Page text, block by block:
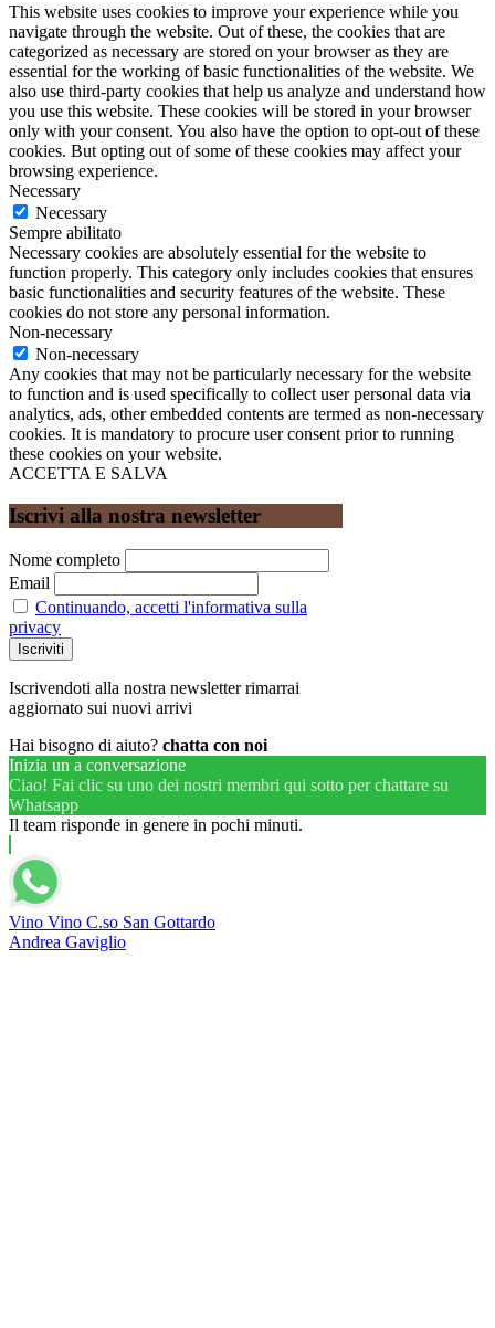
This website uses cookies to improve your experience while you
navigate through the website. Out of these, the cookies that are
categorized as necessary are stored on your browser as they are
essential for the working of basic functionalities of the website. We
also use third-party cookies that help us analyze and understand how
you use this website. These cookies will be stored in your browser
only with your consent. You also have the option to opt-out of these
cookies. But opting out of some of these cookies may affect your
browsing experience.
Necessary
Necessary
Sempre abilitato
Necessary cookies are absolutely essential for the website to
function properly. This category only includes cookies that ensures
basic functionalities and security features of the website. These
cookies do not store any personal information.
Non-necessary
Non-necessary
Any cookies that may not be particularly necessary for the website
to function and is used specifically to collect user personal data via
analytics, ads, other embedded contents are termed as non-necessary
cookies. It is mandatory to procure user consent prior to running
these cookies on your website.
ACCETTA E SALVA
Iscrivi alla nostra newsletter
Nome completo
Email
Continuando, accetti l'informativa sulla
privacy
Iscrivendoti alla nostra newsletter rimarrai
aggiornato sui nuovi arrivi
Hai bisogno di aiuto? chatta con noi
Inizia un a conversazione
Ciao! Fai clic su uno dei nostri membri qui sotto per chattare su
Whatsapp
Il team risponde in genere in pochi minuti.
Vino Vino C.so San Gottardo
Andrea Gaviglio